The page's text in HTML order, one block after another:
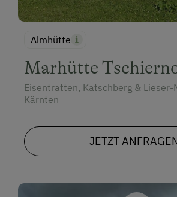
Almhütte
Marhütte
Eisentratten, Katschberg & Lieser-
Kärnten
JETZT